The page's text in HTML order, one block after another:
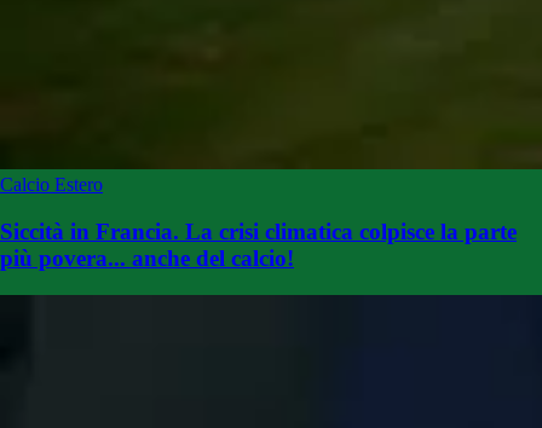
Calcio Estero
Siccità in Francia. La crisi climatica colpisce la parte
più povera... anche del calcio!